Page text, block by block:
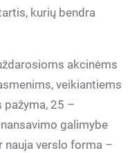
kurių bendra
akcinėms
veikiantiems
pažyma, 25 –
galimybe
nauja verslo forma –